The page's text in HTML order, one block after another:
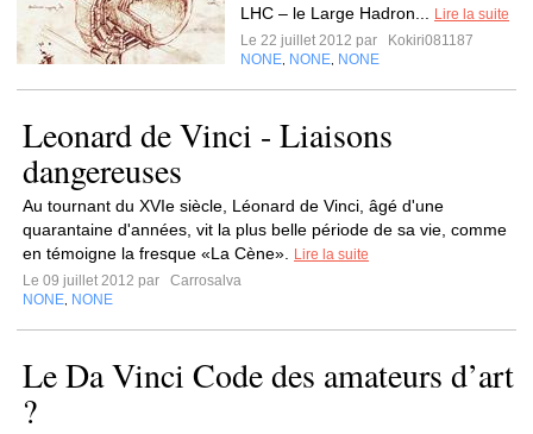
LHC – le Large Hadron...
Lire la suite
Le 22 juillet 2012 par
Kokiri081187
NONE NONE NONE
Leonard de Vinci - Liaisons
dangereuses
Au tournant du XVIe siècle, Léonard de Vinci, âgé d'une
quarantaine d'années, vit la plus belle période de sa vie, comme
en témoigne la fresque «La Cène».
Lire la suite
Le 09 juillet 2012 par
Carrosalva
NONE NONE
Le Da Vinci Code des amateurs d’art
?